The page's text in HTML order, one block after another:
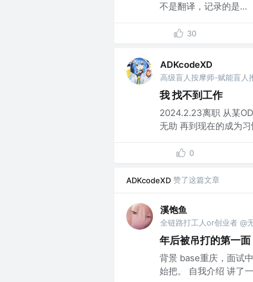
不是翻译，记录的是...
30
ADKcodeXD
我 找不到工作
2024.2.23离职 从某
无助 再到现在的成为
0
ADKcodeXD 赞了这篇文章
溪饱鱼
全链路打工人or创业者 @
年后被吊打的第一面
背景 base重庆，面试
始把。 自我介绍 讲了